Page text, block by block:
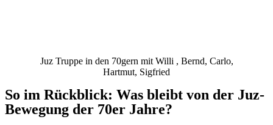
Juz Truppe in den 70gern mit Willi , Bernd, Carlo,
Hartmut, Sigfried
So im Rückblick: Was bleibt von der Juz-
Bewegung der 70er Jahre?